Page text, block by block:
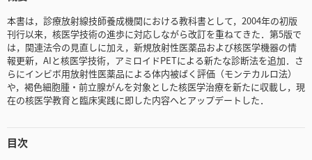
本書は，診療放射線技師養成機関における教科書として，2004年の初版
刊行以来，核医学技術の進歩に対応しながら改訂を重ねてきた．第5版で
は，関連法令の見直しに加え，新規放射性医薬品および核医学機器の情
報更新，AIと核医学技術，アミロイドPETによる新たな診断法を追加．さ
らにインビボ用放射性医薬品による体内被ばく評価（モンテカルロ法）
や，褐色細胞腫・前立腺がんを対象とした核医学治療を新たに収載し，現
在の核医学教育と臨床実践に即した内容へとアップデートした．
目次